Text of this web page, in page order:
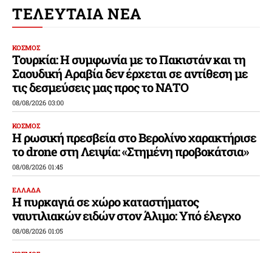
ΤΕΛΕΥΤΑΙΑ ΝΕΑ
ΚΟΣΜΟΣ
Τουρκία: Η συμφωνία με το Πακιστάν και τη
Σαουδική Αραβία δεν έρχεται σε αντίθεση με
τις δεσμεύσεις μας προς το ΝΑΤΟ
08/08/2026 03:00
ΚΟΣΜΟΣ
Η ρωσική πρεσβεία στο Βερολίνο χαρακτήρισε
το drone στη Λειψία: «Στημένη προβοκάτσια»
08/08/2026 01:45
ΕΛΛΑΔΑ
Η πυρκαγιά σε χώρο καταστήματος
ναυτιλιακών ειδών στον Άλιμο: Υπό έλεγχο
08/08/2026 01:05